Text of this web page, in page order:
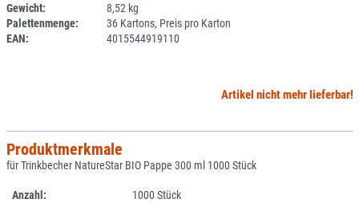
Gewicht:
8,52 kg
Palettenmenge:
36 Kartons, Preis pro Karton
EAN:
4015544919110
Artikel nicht mehr lieferbar!
Produktmerkmale
für Trinkbecher NatureStar BIO Pappe 300 ml 1000 Stück
Anzahl:
1000 Stück